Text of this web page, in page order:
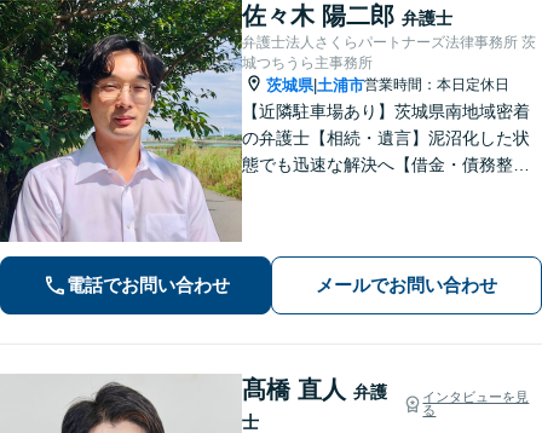
佐々木 陽二郎 弁護士
弁護士法人さくらパートナーズ法律事務所 茨
城つちうら主事務所
茨城県| 土浦市営業時間：本日定休日
【近隣駐車場あり】茨城県南地域密着
の弁護士【相続・遺言】泥沼化した状
態でも迅速な解決へ【借金・債務整
可】【休日・夜間対応可】
電話でお問い合わせ メールでお問い合わせ
髙橋 直人 弁護
士
インタビューを見
る